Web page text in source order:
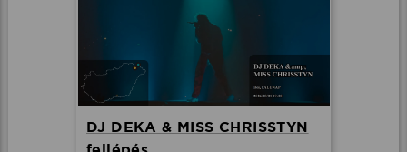
DJ DEKA & MISS CHRISSTYN